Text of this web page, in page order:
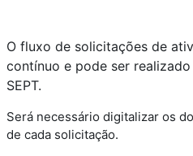
O fluxo de solicitações de
contínuo e pode ser realizado
SEPT.
Será necessário digitalizar os
de cada solicitação.